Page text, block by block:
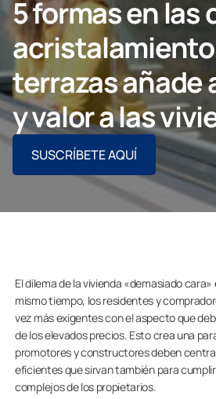
Particulares
Grupo Lumon
CONTACTO PROFESIONAL
5 formas en las
terrazas añade
y valor a las
SUSCRÍBETE AQUÍ
El dilema de la vivienda «demasiado
mismo tiempo, los residentes y
vez más exigentes con el aspecto que
de los elevados precios. Esto crea una
promotores y constructores deben
eficientes que sirvan también para
complejos de los propietarios.